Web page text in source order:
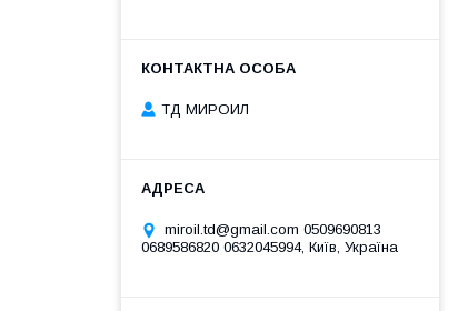
ТД МИРОИЛ
miroil.td@gmail.com 0509690813
0689586820 0632045994, Київ, Україна